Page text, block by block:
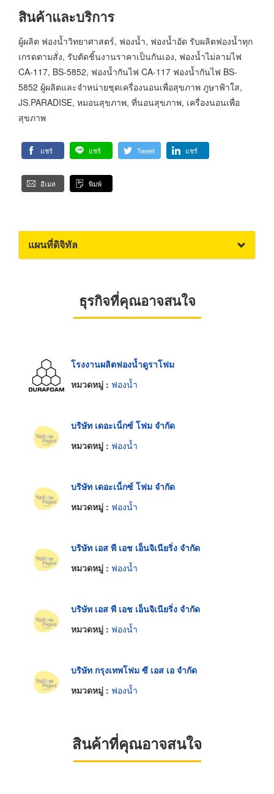
สินค้าและบริการ
ผู้ผลิต ฟองน้ำวิทยาศาสตร์, ฟองน้ำ, ฟองน้ำอัด รับผลิตฟองน้ำทุก
เกรดตามสั่ง, รับตัดชิ้นงานราคาเป็นกันเอง, ฟองน้ำไม่ลามไฟ
CA-117, BS-5852, ฟองน้ำกันไฟ CA-117 ฟองน้ำกันไฟ BS-
5852 ผู้ผลิตและจำหน่ายชุดเครื่องนอนเพื่อสุขภาพ ภูษาฟ้าใส,
JS.PARADISE, หมอนสุขภาพ, ที่นอนสุขภาพ, เครื่องนอนเพื่อ
สุขภาพ
แชร์ แชร์ Tweet แชร์
อีเมล พิมพ์
แผนที่ดิจิทัล
ธุรกิจที่คุณอาจสนใจ
โรงงานผลิตฟองน้ำดูราโฟม
หมวดหมู่ : ฟองน้ำ
บริษัท เดอะเน็กซ์ โฟม จำกัด
หมวดหมู่ : ฟองน้ำ
บริษัท เดอะเน็กซ์ โฟม จำกัด
หมวดหมู่ : ฟองน้ำ
บริษัท เอส พี เอช เอ็นจิเนียริ่ง จำกัด
หมวดหมู่ : ฟองน้ำ
บริษัท เอส พี เอช เอ็นจิเนียริ่ง จำกัด
หมวดหมู่ : ฟองน้ำ
บริษัท กรุงเทพโฟม ซี เอส เอ จำกัด
หมวดหมู่ : ฟองน้ำ
สินค้าที่คุณอาจสนใจ